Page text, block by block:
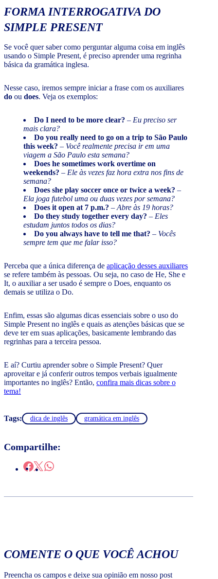
FORMA INTERROGATIVA DO
SIMPLE PRESENT
Se você quer saber como perguntar alguma coisa em inglês
usando o Simple Present, é preciso aprender uma regrinha
básica da gramática inglesa.
Nesse caso, iremos sempre iniciar a frase com os auxiliares
do ou does. Veja os exemplos:
Do I need to be more clear? – Eu preciso ser
mais clara?
Do you really need to go on a trip to São Paulo
this week? – Você realmente precisa ir em uma
viagem a São Paulo esta semana?
Does he sometimes work overtime on
weekends? – Ele às vezes faz hora extra nos fins de
semana?
Does she play soccer once or twice a week? –
Ela joga futebol uma ou duas vezes por semana?
Does it open at 7 p.m.? – Abre às 19 horas?
Do they study together every day? – Eles
estudam juntos todos os dias?
Do you always have to tell me that? – Vocês
sempre tem que me falar isso?
Perceba que a única diferença de aplicação desses auxiliares
se refere também às pessoas. Ou seja, no caso de He, She e
It, o auxiliar a ser usado é sempre o Does, enquanto os
demais se utiliza o Do.
Enfim, essas são algumas dicas essenciais sobre o uso do
Simple Present no inglês e quais as atenções básicas que se
deve ter em suas aplicações, basicamente lembrando das
regrinhas para a terceira pessoa.
E aí? Curtiu aprender sobre o Simple Present? Quer
aproveitar e já conferir outros tempos verbais igualmente
importantes no inglês? Então, confira mais dicas sobre o
tema!
Tags: dica de inglês gramática em inglês
Compartilhe:
COMENTE O QUE VOCÊ ACHOU
Preencha os campos e deixe sua opinião em nosso post